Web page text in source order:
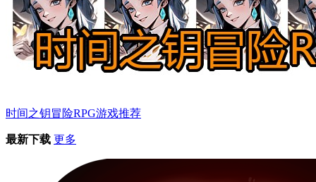
时间之钥冒险RPG游戏推荐
最新下载 更多